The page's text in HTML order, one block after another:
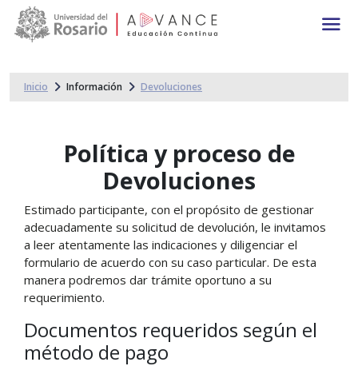
Main navigation
Inicio Información Devoluciones
Política y proceso de
Devoluciones
Estimado participante, con el propósito de gestionar
adecuadamente su solicitud de devolución, le invitamos
a leer atentamente las indicaciones y diligenciar el
formulario de acuerdo con su caso particular. De esta
manera podremos dar trámite oportuno a su
requerimiento.
Documentos requeridos según el
método de pago